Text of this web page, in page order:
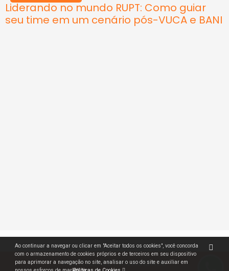
Liderando no mundo RUPT: Como guiar
seu time em um cenário pós-VUCA e BANI
POLÍTICA DE PRIVACIDADE
Ao continuar a navegar ou clicar em "Aceitar todos os cookies", você concorda
com o armazenamento de cookies próprios e de terceiros em seu dispositivo
para aprimorar a navegação no site, analisar o uso do site e auxiliar em